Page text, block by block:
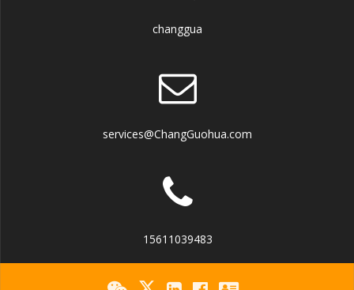
changgua
services@ChangGuohua.com
15611039483